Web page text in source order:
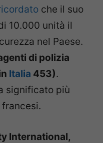
che il suo
10.000 unità il
nel Paese.
di polizia
Italia 453).
significato più
International,